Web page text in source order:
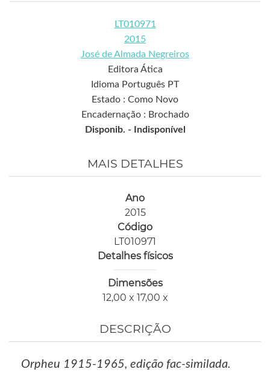
LT010971
2015
José de Almada Negreiros
Editora Ática
Idioma Português PT
Estado : Como Novo
Encadernação : Brochado
Disponib. -
Indisponível
MAIS DETALHES
Ano
2015
Código
LT010971
Detalhes físicos
Dimensões
12,00 x 17,00 x
DESCRIÇÃO
Orpheu 1915-1965, edição fac-similada.